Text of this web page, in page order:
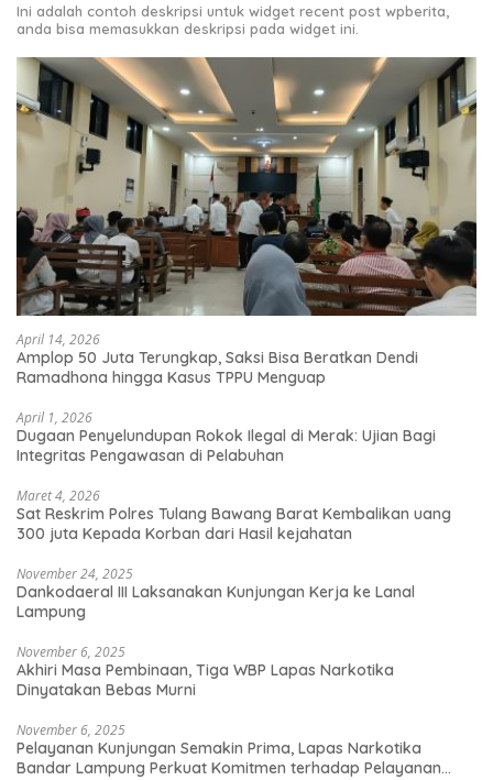
Ini adalah contoh deskripsi untuk widget recent post wpberita,
anda bisa memasukkan deskripsi pada widget ini.
April 14, 2026
Amplop 50 Juta Terungkap, Saksi Bisa Beratkan Dendi
Ramadhona hingga Kasus TPPU Menguap
April 1, 2026
Dugaan Penyelundupan Rokok Ilegal di Merak: Ujian Bagi
Integritas Pengawasan di Pelabuhan
Maret 4, 2026
Sat Reskrim Polres Tulang Bawang Barat Kembalikan uang
300 juta Kepada Korban dari Hasil kejahatan
November 24, 2025
Dankodaeral III Laksanakan Kunjungan Kerja ke Lanal
Lampung
November 6, 2025
Akhiri Masa Pembinaan, Tiga WBP Lapas Narkotika
Dinyatakan Bebas Murni
November 6, 2025
Pelayanan Kunjungan Semakin Prima, Lapas Narkotika
Bandar Lampung Perkuat Komitmen terhadap Pelayanan